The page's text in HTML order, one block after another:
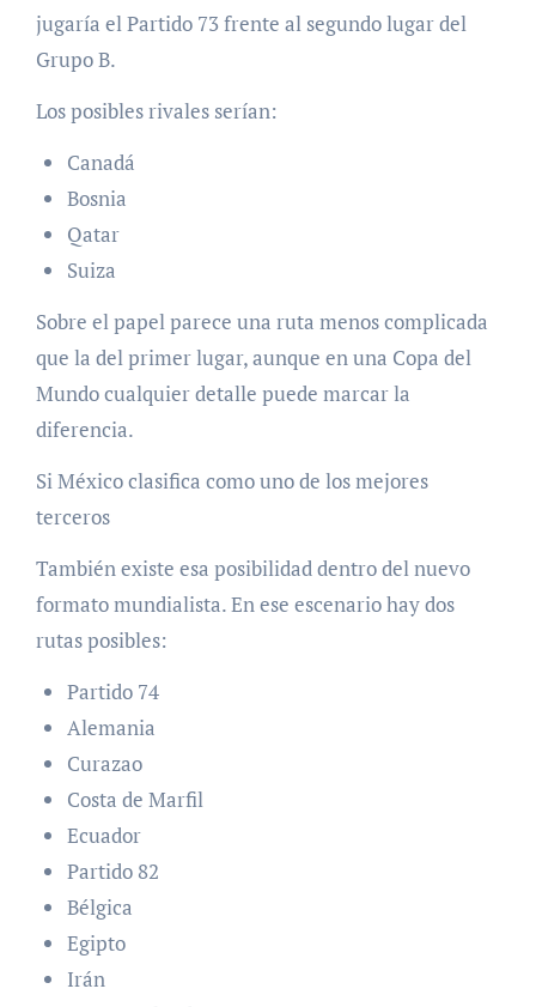
jugaría el Partido 73 frente al segundo lugar del
Grupo B.
Los posibles rivales serían:
Canadá
Bosnia
Qatar
Suiza
Sobre el papel parece una ruta menos complicada
que la del primer lugar, aunque en una Copa del
Mundo cualquier detalle puede marcar la
diferencia.
Si México clasifica como uno de los mejores
terceros
También existe esa posibilidad dentro del nuevo
formato mundialista. En ese escenario hay dos
rutas posibles:
Partido 74
Alemania
Curazao
Costa de Marfil
Ecuador
Partido 82
Bélgica
Egipto
Irán